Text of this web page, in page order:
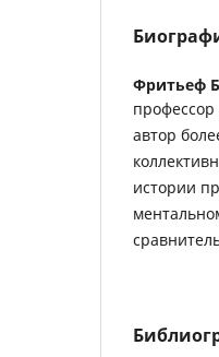
Фритьеф
профессор
автор
истории